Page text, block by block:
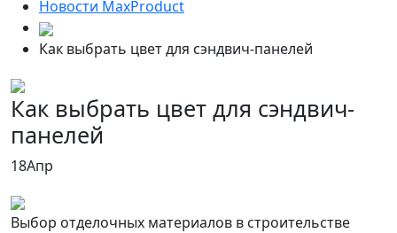
Новости MaxProduct
Как выбрать цвет для сэндвич-панелей
Как выбрать цвет для сэндвич-
панелей
18Апр
Выбор отделочных материалов в строительстве